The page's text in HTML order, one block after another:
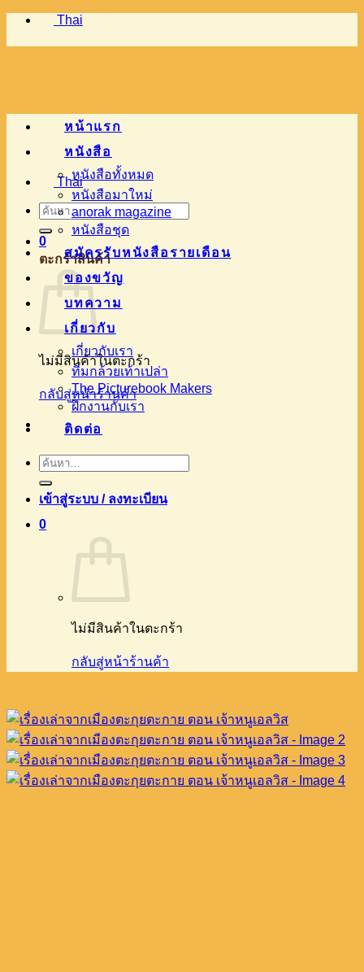
ข้าม
Thai
Thai
ค้นหา:
0
ตะกร้าสินค้า
ไม่มีสินค้าในตะกร้า
กลับสู่หน้าร้านค้า
หน้าแรก
หนังสือ
หนังสือทั้งหมด
หนังสือมาใหม่
anorak magazine
หนังสือชุด
สมัครรับหนังสือรายเดือน
ของขวัญ
บทความ
เกี่ยวกับ
เกี่ยวกับเรา
ทีมกล้วยเท้าเปล่า
The Picturebook Makers
ฝึกงานกับเรา
ติดต่อ
ค้นหา:
เข้าสู่ระบบ / ลงทะเบียน
0
ไม่มีสินค้าในตะกร้า
กลับสู่หน้าร้านค้า